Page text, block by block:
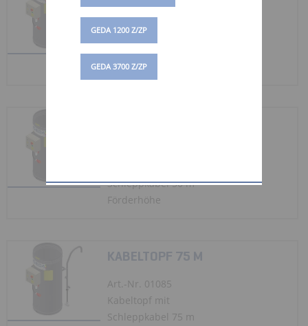
GEDA 1200 Z/ZP
GEDA 3700 Z/ZP
Art.-Nr. 01083
Kabeltopf mit
Förderhöhe
Schleppkabel 50 m
Förderhöhe
KABELTOPF 75 M
Art.-Nr. 01085
Kabeltopf mit
Schleppkabel 75 m